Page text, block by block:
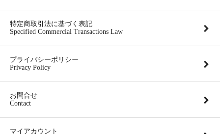
特定商取引法に基づく表記
Specified Commercial Transactions Law
プライバシーポリシー
Privacy Policy
お問合せ
Contact
マイアカウント